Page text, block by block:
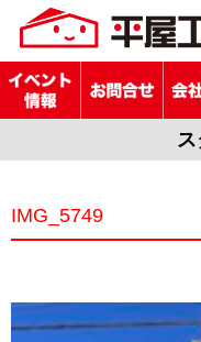
IMG_5749